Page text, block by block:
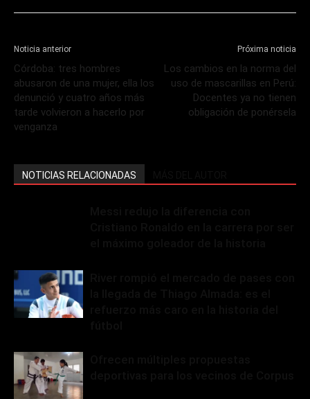
Noticia anterior
Córdoba: tres hombres
abusaron de una mujer, ella los
denunció y cuatro años más
tarde volvieron a hacerlo por
venganza
Próxima noticia
Los cambios en la norma del
uso de mascarillas en Perú:
Docentes ya no tienen
obligación de ponérsela
NOTICIAS RELACIONADAS